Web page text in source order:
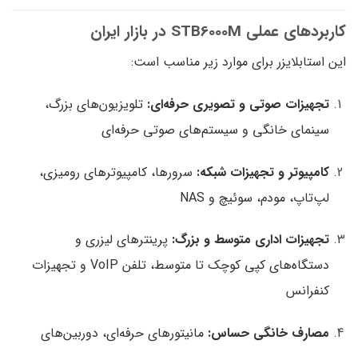
کاربردهای عملی STB6000M در بازار ایران
این استابلایزر برای موارد زیر مناسب است:
تجهیزات صوتی و تصویری حرفه‌ای: تلویزیون‌های بزرگ،
سینمای خانگی و سیستم‌های صوتی حرفه‌ای
کامپیوتر و تجهیزات شبکه: سرورها، کامپیوترهای رومیزی،
لپ‌تاپ، مودم، سوئیچ و NAS
تجهیزات اداری متوسط و بزرگ: پرینترهای لیزری و
دستگاه‌های کپی کوچک تا متوسط، تلفن VoIP و تجهیزات
کنفرانس
مصارف خانگی حساس: مانیتورهای حرفه‌ای، دوربین‌های